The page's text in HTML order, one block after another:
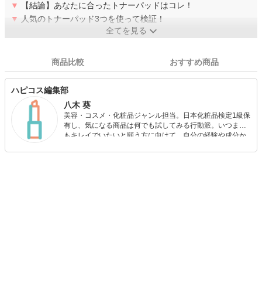
▼
【結論】あなたに合ったトナーパッドはコレ！
▼
人気のトナーパッド3つを使って検証！
全てを見る
商品比較 おすすめ商品
ハピコス編集部
八木 葵
美容・コスメ・化粧品ジャンル担当。日本化粧品検定1級保
有し、気になる商品は何でも試してみる行動派。いつまで
もキレイでいたいと願う方に向けて、自分の経験や成分か